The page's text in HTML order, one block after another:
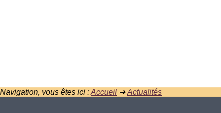
Navigation, vous êtes ici :Accueil ➜Actualités